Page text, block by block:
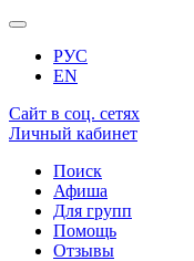
РУС
EN
Сайт в соц. сетях
Личный кабинет
Поиск
Афиша
Для групп
Помощь
Отзывы